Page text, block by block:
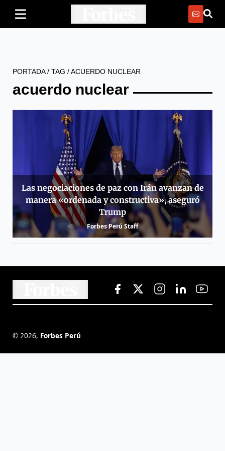
PORTADA/ TAG /ACUERDO NUCLEAR
acuerdo nuclear
Las negociaciones de paz con Irán avanzan de
manera «ordenada y constructiva», aseguró
Trump
Forbes Perú Staff
© 2026, Forbes Perú